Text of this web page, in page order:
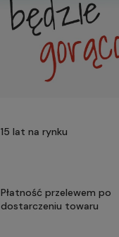
15 lat na rynku
Płatność przelewem po
dostarczeniu towaru